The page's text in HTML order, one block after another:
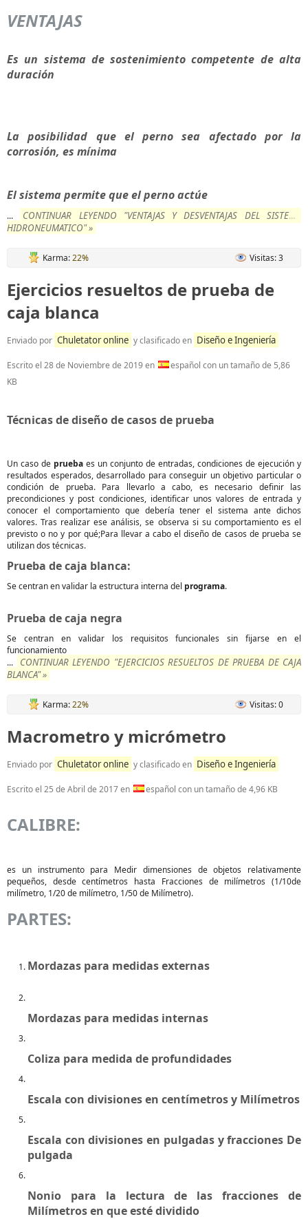
VENTAJAS
Es un sistema de sostenimiento competente de alta
duración
La posibilidad que el perno sea afectado por la
corrosión, es mínima
El sistema permite que el perno actúe
...
CONTINUAR LEYENDO "VENTAJAS Y DESVENTAJAS DEL SISTEMA
HIDRONEUMATICO" »
Karma:22% Visitas: 3
Ejercicios resueltos de prueba de
caja blanca
Enviado por Chuletator online y clasificado en Diseño e Ingeniería
Escrito el 28 de Noviembre de 2019en
español con un tamaño de 5,86
KB
Técnicas de diseño de casos de prueba
Un caso de prueba es un conjunto de entradas, condiciones de ejecución y
resultados esperados, desarrollado para conseguir un objetivo particular o
condición de prueba. Para llevarlo a cabo, es necesario definir las
precondiciones y post condiciones, identificar unos valores de entrada y
conocer el comportamiento que debería tener el sistema ante dichos
valores. Tras realizar ese análisis, se observa si su comportamiento es el
previsto o no y por qué;Para llevar a cabo el diseño de casos de prueba se
utilizan dos técnicas.
Prueba de caja blanca:
Se centran en validar la estructura interna del programa.
Prueba de caja negra
Se centran en validar los requisitos funcionales sin fijarse en el
funcionamiento
...
CONTINUAR LEYENDO "EJERCICIOS RESUELTOS DE PRUEBA DE CAJA
BLANCA" »
Karma:22% Visitas: 0
Macrometro y micrómetro
Enviado por Chuletator online y clasificado en Diseño e Ingeniería
Escrito el 25 de Abril de 2017en español con un tamaño de 4,96 KB
CALIBRE:
es un instrumento para Medir dimensiones de objetos relativamente
pequeños, desde centímetros hasta Fracciones de milímetros (1/10de
milímetro, 1/20 de milímetro, 1/50 de Milímetro).
PARTES:
Mordazas para medidas externas
Mordazas para medidas internas
Coliza para medida de profundidades
Escala con divisiones en centímetros y Milímetros
Escala con divisiones en pulgadas y fracciones De
pulgada
Nonio para la lectura de las fracciones de
Milímetros en que esté dividido